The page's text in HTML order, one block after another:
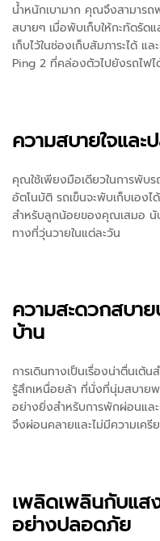
น้ำหนักเบามาก คุณจึงสามาร
สบายๆ เมื่อพับเก็บให้กะทัดรั
เก็บไว้ในช่องเก็บสัมภาระได้
Ping 2 ที่คล่องตัวไปยังรถไฟไ
ความสบายใจและ
คุณใช้เพียงมือเดียวในการพับ
อัตโนมัติ รถเข็นจะพับเก็บเอง
สำหรับลูกน้อยของคุณเสมอ นับ
ทางที่วุ่นวายในแต่ละวัน
ความสะดวกสบา
บ้าน
การเดินทางเป็นเรื่องน่าตื่นเต้
รู้สึกเหนื่อยล้า ที่นั่งที่นุ่มสบายพ
อย่างยิ่งสำหรับการพักผ่อนแล
จึงผ่อนคลายและไม่มีความเ
เพลิดเพลินกับแส
อย่างปลอดภัย